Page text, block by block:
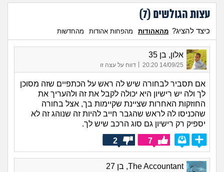
גאווה
עצות הגולשים (7
)
כיצד להציג? מהאהודות מהפחות אהודות מהחדשות
אלון, בן 35
14/09/25 20:20 דווח על עצה זו
אם תסביר לבחורה שיש לה ראש על הכתפיים שזה מסוכן
לך ולה יש רישיון היא יכולה לקבל את זה ולהעריך את
החוזקות האחרות שציינת שקיימות בך, אצל בחורה
שהכניסו לה לראש שהגבר חייב להיות זה שנוהג זה לא
יספיק רק רישיון גם סוג הרכב שיש לך.
7
2
The Accountant, בן 27